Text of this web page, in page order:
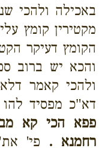
באכילה ולהכי
מקטירין קומץ
הקומץ דעיקר
והכא יש ברוב
ולהכי קאמר
דא"כ מפסיד להו
פפא הכי קא
רחמנא . פי'